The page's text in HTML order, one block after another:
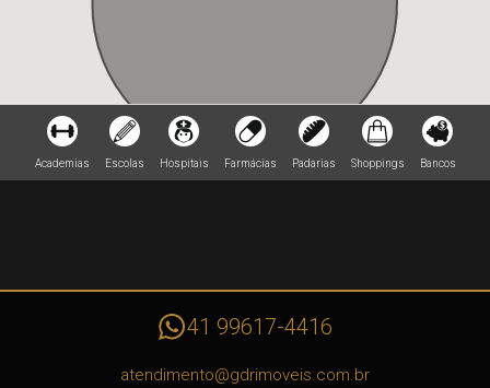
Academias Escolas Hospitais Farmácias Padarias Shoppings Bancos
41 99617-4416
atendimento@gdrimoveis.com.br